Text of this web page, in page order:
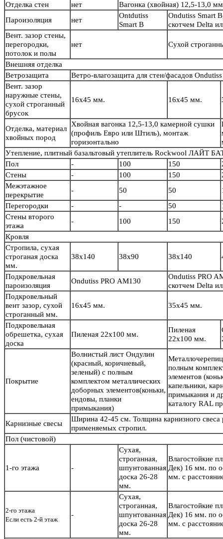
Отделка стен нет
Вагонка (хвойная) 12,5-13,0
Пароизоляция
нет
Ontdutiss
Smart B
Ondutiss Smart
скотчем Delta
Вент. зазор стены,
перегородки,
потолок и полы
нет Сухой
Внешняя отделка
Ветрозащита
Ветро-влагозащита для стен/фасадов
Вент. зазор
наружные стены,
сухой строганный
брусок
16х45 мм. 16х45 мм.
Отделка, материал
хвойных пород
Хвойная вагонка 12,5-13,0 камерной сушки
(профиль Евро или Штиль), монтаж
горизонтально
Утепление, плитный базальтовый утеплитель Rockwool ЛАЙТ
Пол
- 100 150
Стены
- 100 150
Межэтажное
перекрытие
- 50 50
Перегородки
- - 50
Стены второго
этажа
- 100 150
Кровля
Стропила, сухая
строганая доска
мм.
38х140 38х90 38х140
Подкровельная
пароизоляция
Ondutiss PRO АМ130
Ondutiss PRO
скотчем Delta
Подкровельный
вент зазор, сухой
строганный мм.
16х45 мм. 35х45 мм.
Подкровельная
обрешетка, сухая
доска
Пиленая 22х100 мм.
Пиленая
22х100 мм.
Покрытие
Волнистый лист Ондулин
(красный, коричневый,
зеленый) с полным
комплектом металлических
доборных элементов(коньки,
ендовы, планки
примыкания)
полным
элементов
капельники,
примыкания и
каталогу RAL
Карнизные свесы
Ширина 42-45 см. Толщина карнизного свеса
применяемых стропил.
Пол (чистовой)
1-го этажа -
Сухая,
строганная,
шпунтованная
доска 26-28
мм.
Влагостойкие
Дек) 16 мм. по
мм. с
2-го этажа
Если есть 2-й этаж
-
Сухая,
строганная,
шпунтованная
доска 26-28
мм.
Влагостойкие
Дек) 16 мм. по
мм. с